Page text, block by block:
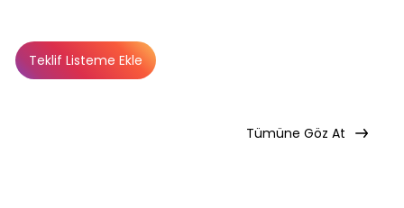
Basic
Basic
Premium
Abonelik Dışı
Teklif Listeme Ekle
Tümüne Göz At